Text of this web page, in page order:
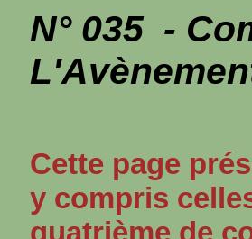
N° 035 -
Cette page
y compris
quatrième de